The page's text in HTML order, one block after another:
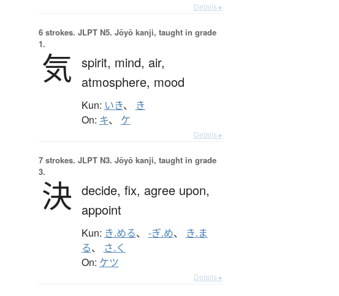
Details ▸
6 strokes. JLPT N5. Jōyō kanji, taught in grade
1.
気 spirit, mind, air,
atmosphere, mood
Kun: いき、 き
On: キ、 ケ
Details ▸
7 strokes. JLPT N3. Jōyō kanji, taught in grade
3.
決 decide, fix, agree upon,
appoint
Kun: き.める、 -ぎ.め、
き.ま
る、 さ.く
On: ケツ
Details ▸